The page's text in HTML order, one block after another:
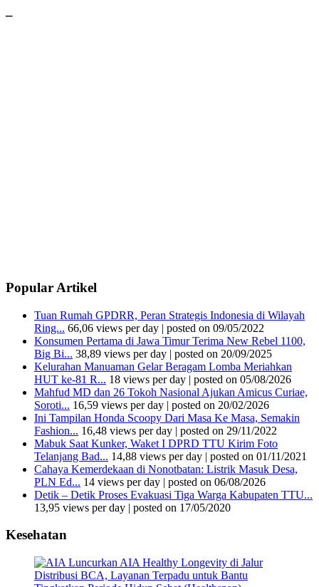
–
Popular Artikel
Tuan Rumah GPDRR, Peran Strategis Indonesia di Wilayah
Ring... 66,06 views per day | posted on 09/05/2022
Konsumen Pertama di Jawa Timur Terima New Rebel 1100,
Big Bi... 38,89 views per day | posted on 20/09/2025
Kelurahan Manuaman Gelar Beragam Lomba Meriahkan
HUT ke-81 R... 18 views per day | posted on 05/08/2026
Mahfud MD dan 26 Tokoh Nasional Ajukan Amicus Curiae,
Soroti... 16,59 views per day | posted on 20/02/2026
Ini Tampilan Honda Scoopy Dari Masa Ke Masa, Semakin
Fashion... 16,48 views per day | posted on 29/11/2022
Mabuk Saat Kunker, Waket I DPRD TTU Kirim Foto
Telanjang Bad... 14,88 views per day | posted on 01/11/2021
Cahaya Kemerdekaan di Nonotbatan: Listrik Masuk Desa,
PLN Ed... 14 views per day | posted on 06/08/2026
Detik – Detik Proses Evakuasi Tiga Warga Kabupaten TTU...
13,95 views per day | posted on 17/05/2020
Kesehatan